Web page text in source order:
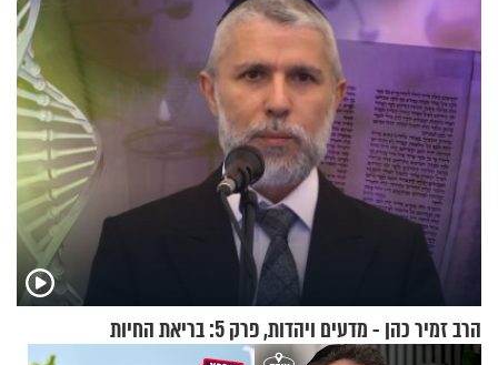
הרב זמיר כהן - מדעים ויהדות, פרק 5: בריאת החיות